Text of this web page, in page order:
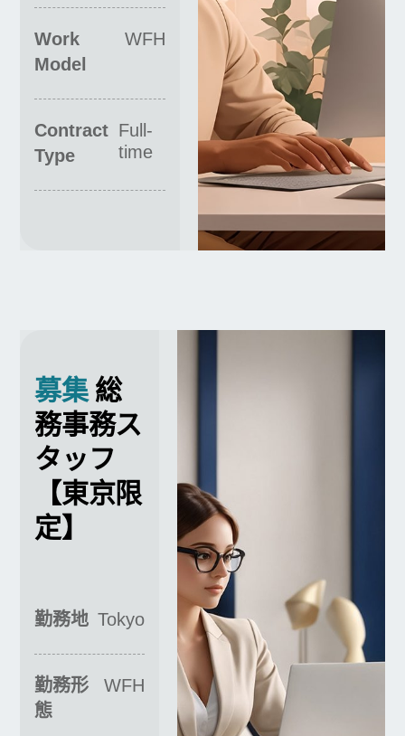
Work
Model
WFH
Contract
Type
Full-
time
募集総
務事務ス
タッフ
【東京限
定】
勤務地 Tokyo
勤務形
態
WFH